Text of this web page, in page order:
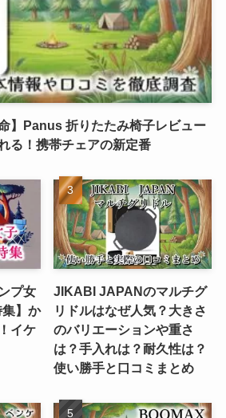
】Panus 折りたたみ椅子レビュー
る！携帯チェアの新定番
プ女
】か
イケ
JIKABI JAPANのマルチグ
リドルはなぜ人気？大きさ
のバリエーションや重さ
は？手入れは？耐久性は？
使い勝手と口コミまとめ